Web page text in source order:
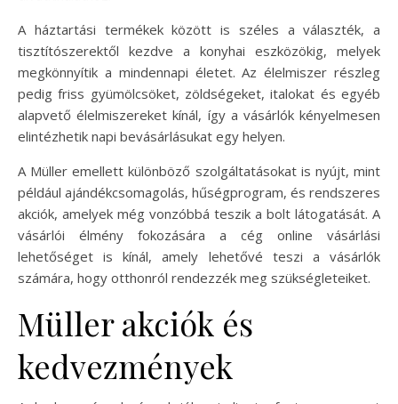
A háztartási termékek között is széles a választék, a
tisztítószerektől kezdve a konyhai eszközökig, melyek
megkönnyítik a mindennapi életet. Az élelmiszer részleg
pedig friss gyümölcsöket, zöldségeket, italokat és egyéb
alapvető élelmiszereket kínál, így a vásárlók kényelmesen
elintézhetik napi bevásárlásukat egy helyen.
A Müller emellett különböző szolgáltatásokat is nyújt, mint
például ajándékcsomagolás, hűségprogram, és rendszeres
akciók, amelyek még vonzóbbá teszik a bolt látogatását. A
vásárlói élmény fokozására a cég online vásárlási
lehetőséget is kínál, amely lehetővé teszi a vásárlók
számára, hogy otthonról rendezzék meg szükségleteiket.
Müller akciók és
kedvezmények